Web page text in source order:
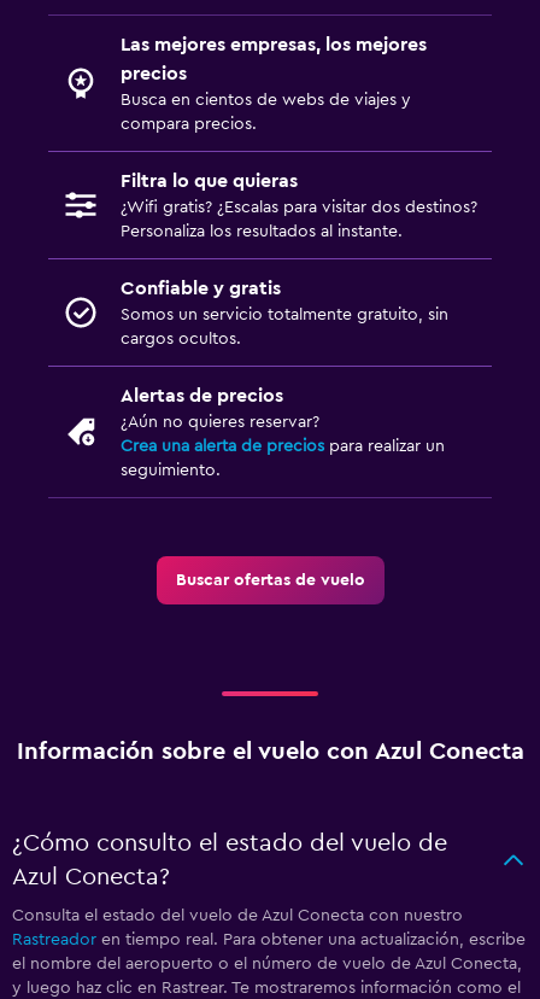
Las mejores empresas, los mejores
precios
Busca en cientos de webs de viajes y
compara precios.
Filtra lo que quieras
¿Wifi gratis? ¿Escalas para visitar dos destinos?
Personaliza los resultados al instante.
Confiable y gratis
Somos un servicio totalmente gratuito, sin
cargos ocultos.
Alertas de precios
¿Aún no quieres reservar?
Crea una alerta de precios para realizar un
seguimiento.
Buscar ofertas de vuelo
Información sobre el vuelo con Azul Conecta
¿Cómo consulto el estado del vuelo de
Azul Conecta?
Consulta el estado del vuelo de Azul Conecta con nuestro
Rastreador en tiempo real. Para obtener una actualización, escribe
el nombre del aeropuerto o el número de vuelo de Azul Conecta,
y luego haz clic en Rastrear. Te mostraremos información como el